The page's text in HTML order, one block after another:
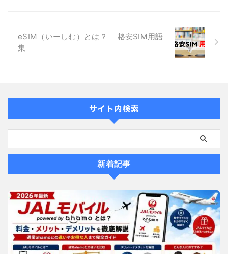
eSIM（いーしむ）とは？ ｜格安SIM用語
集
サイト内検索
新着記事